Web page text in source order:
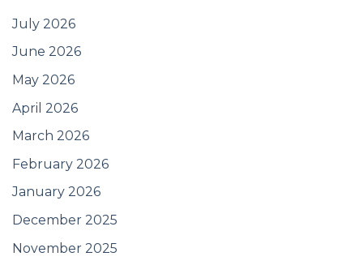
July 2026
June 2026
May 2026
April 2026
March 2026
February 2026
January 2026
December 2025
November 2025